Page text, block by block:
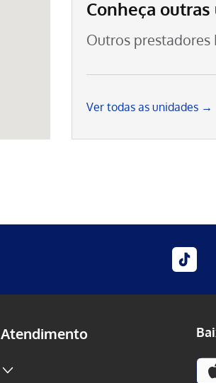
Conheça
Outros prestadores
Ver todas as unidades →
Atendimento